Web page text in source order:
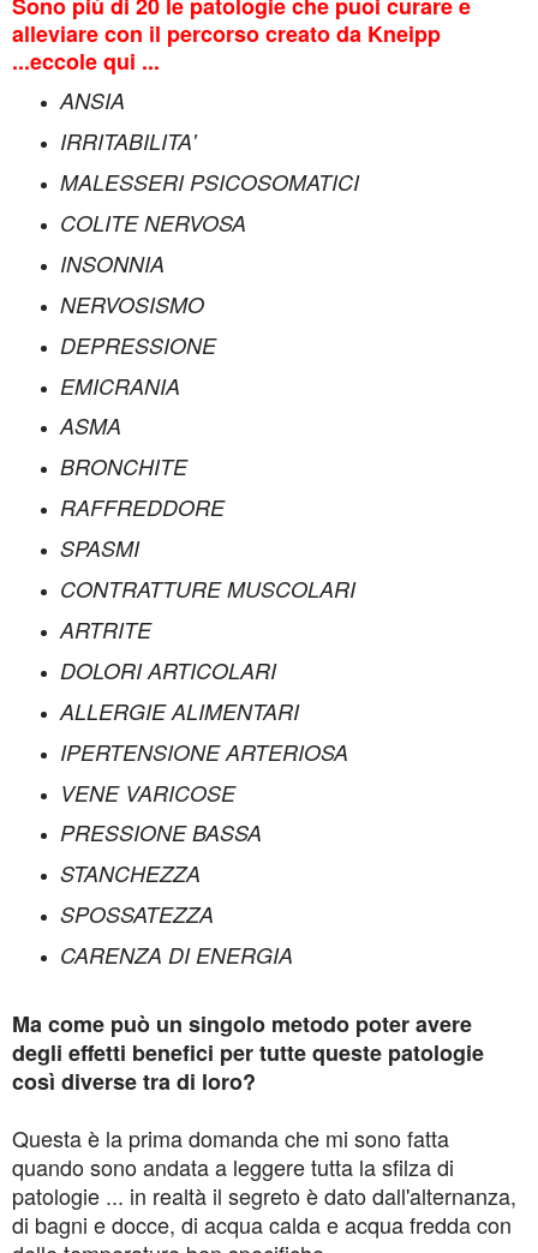
Sono più di 20 le patologie che puoi curare e
alleviare con il percorso creato da Kneipp
...eccole qui ...
ANSIA
IRRITABILITA'
MALESSERI PSICOSOMATICI
COLITE NERVOSA
INSONNIA
NERVOSISMO
DEPRESSIONE
EMICRANIA
ASMA
BRONCHITE
RAFFREDDORE
SPASMI
CONTRATTURE MUSCOLARI
ARTRITE
DOLORI ARTICOLARI
ALLERGIE ALIMENTARI
IPERTENSIONE ARTERIOSA
VENE VARICOSE
PRESSIONE BASSA
STANCHEZZA
SPOSSATEZZA
CARENZA DI ENERGIA
Ma come può un singolo metodo poter avere
degli effetti benefici per tutte queste patologie
così diverse tra di loro?
Questa è la prima domanda che mi sono fatta
quando sono andata a leggere tutta la sfilza di
patologie ... in realtà il segreto è dato dall'alternanza,
di bagni e docce, di acqua calda e acqua fredda con